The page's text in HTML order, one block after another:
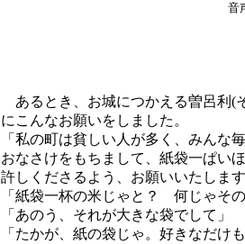
音
あるとき、お城につかえる曽呂利(
にこんなお願いをしました。
「私の町は貧しい人が多く、みんな
おなさけをもちまして、紙袋一ぱい
許しくださるよう、お願いいたします
「紙袋一杯の米じゃと？ 何じゃそ
「あのう、それが大きな袋でして」
「たかが、紙の袋じゃ。好きなだけ